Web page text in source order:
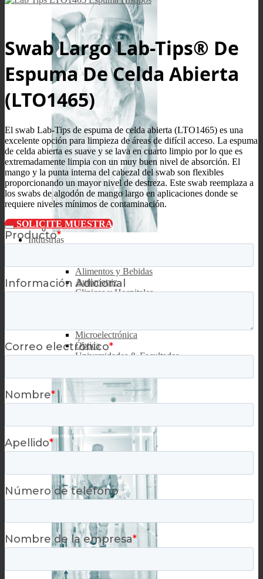
Industrias
Alimentos y Bebidas
Automotriz
Clinicas y Hospitales
Microelectrónica
Óptica
Universidades & Facultades
Swab Largo Lab-Tips® De
Espuma De Celda Abierta
(LTO1465)
El swab Lab-Tips de espuma de celda abierta (LTO1465) es una
excelente opción para limpieza de áreas de difícil acceso. La espuma
de celda abierta es suave y se lava en cuarto limpio por lo que es
extremadamente limpia con un muy buen nivel de absorción. El
mango y la punta interna del cabezal del swab son flexibles
proporcionando un mayor nivel de destreza. Este swab reemplaza a
los swabs de algodón de mango largo en aplicaciones donde se
requiere niveles mínimos de contaminación.
SOLICITE MUESTRA